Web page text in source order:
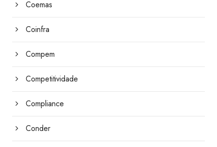
Coemas
Coinfra
Compem
Competitividade
Compliance
Conder